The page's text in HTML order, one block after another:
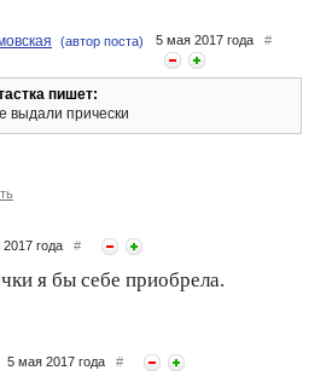
(автор поста) 5 мая 2017 года #
пишет:
выдали прически
года #
я бы себе приобрела.
5 мая 2017 года #